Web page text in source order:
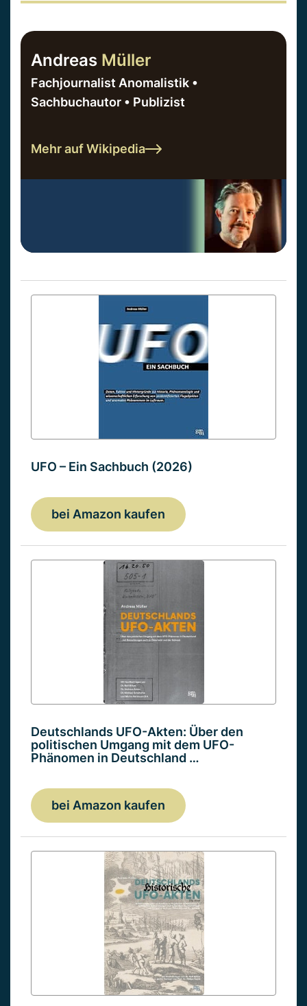
Andreas Müller
Fachjournalist Anomalistik •
Sachbuchautor • Publizist
Mehr auf Wikipedia
UFO – Ein Sachbuch (2026)
bei Amazon kaufen
Deutschlands UFO-Akten: Über den
politischen Umgang mit dem UFO-
Phänomen in Deutschland …
bei Amazon kaufen